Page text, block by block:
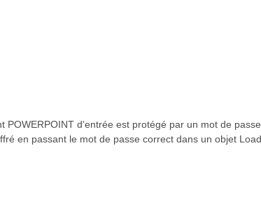
d’entrée est protégé par un mot de
en passant le mot de passe correct dans un objet